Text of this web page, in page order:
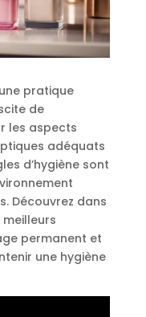
pratique
de
les aspects
adéquats
d’hygiène sont
Découvrez dans
permanent et
une hygiène